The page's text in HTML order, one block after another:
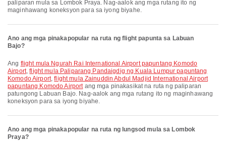
paliparan mula sa Lombok Praya. Nag-aalok ang mga rutang ito ng
maginhawang koneksyon para sa iyong biyahe.
Ano ang mga pinakapopular na ruta ng flight papunta sa Labuan
Bajo?
Ang flight mula Ngurah Rai International Airport papuntang Komodo
Airport,flight mula Paliparang Pandaigdig ng Kuala Lumpur papuntang
Komodo Airport,flight mula Zainuddin Abdul Madjid International Airport
papuntang Komodo Airportang mga pinakasikat na ruta ng paliparan
patungong Labuan Bajo. Nag-aalok ang mga rutang ito ng maginhawang
koneksyon para sa iyong biyahe.
Ano ang mga pinakapopular na ruta ng lungsod mula sa Lombok
Praya?